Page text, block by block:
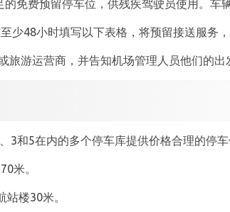
免费预留停车位，供残疾驾驶员使用。车
少48小时填写以下表格，将预留接送服务
旅游运营商，并告知机场管理人员他们的
3和5在内的多个停车库提供价格合理的停
米。
楼30米。